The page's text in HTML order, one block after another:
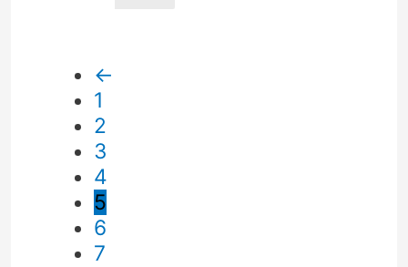
←
1
2
3
4
5
6
7